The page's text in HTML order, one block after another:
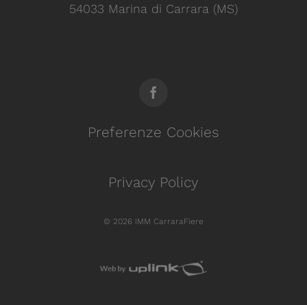
54033 Marina di Carrara (MS)
Preferenze Cookies
Privacy Policy
© 2026 IMM CarraraFiere